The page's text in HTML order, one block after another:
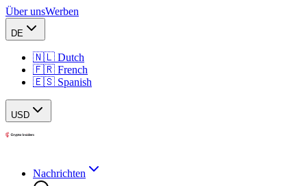
Über unsWerben
DE
🇳🇱 Dutch
🇫🇷 French
🇪🇸 Spanish
USD
Nachrichten